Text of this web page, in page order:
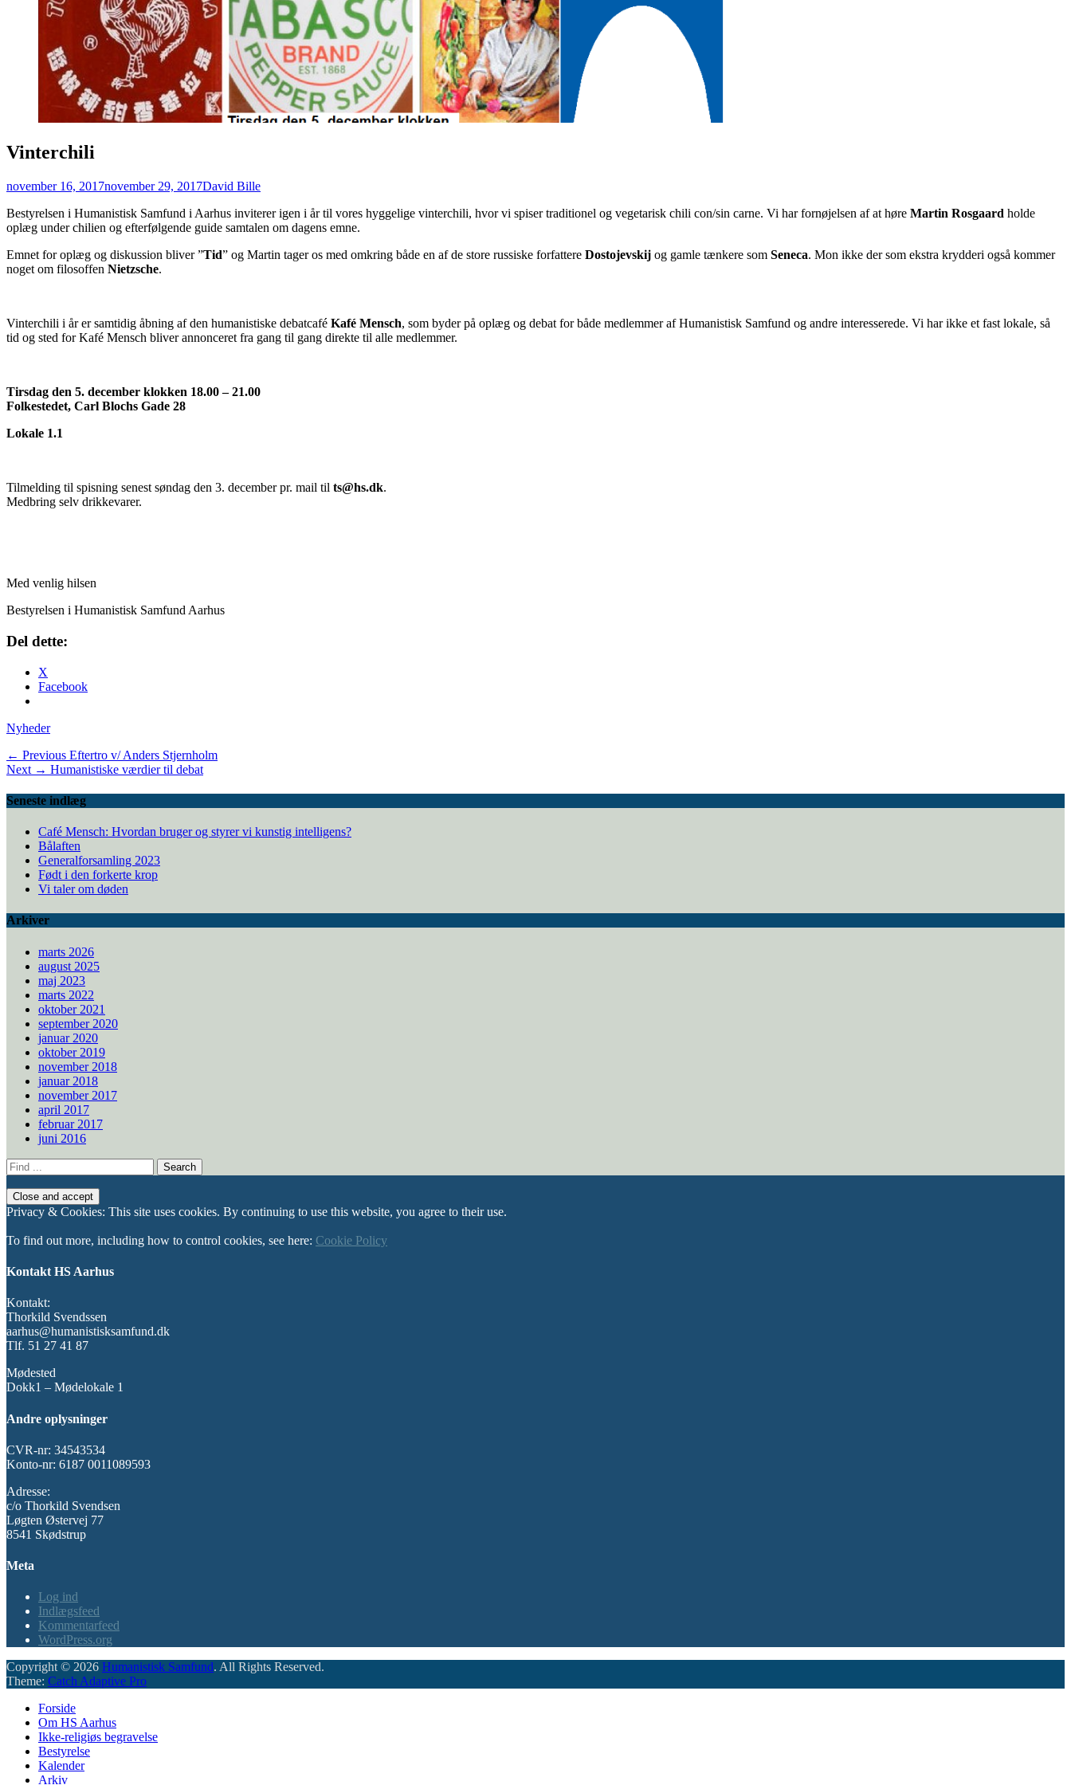
Vinterchili
Posted
november 16, 2017november 29, 2017Author
David Bille
Bestyrelsen i Humanistisk Samfund i Aarhus inviterer igen i år til vores hyggelige vinterchili, hvor vi spiser traditionel og vegetarisk chili con/sin carne. Vi har fornøjelsen af at høre Martin Rosgaard holde
oplæg under chilien og efterfølgende guide samtalen om dagens emne.
Emnet for oplæg og diskussion bliver ”Tid” og Martin tager os med omkring både en af de store russiske forfattere Dostojevskij og gamle tænkere som Seneca. Mon ikke der som ekstra krydderi også kommer
noget om filosoffen Nietzsche.
Vinterchili i år er samtidig åbning af den humanistiske debatcafé Kafé Mensch, som byder på oplæg og debat for både medlemmer af Humanistisk Samfund og andre interesserede. Vi har ikke et fast lokale, så
tid og sted for Kafé Mensch bliver annonceret fra gang til gang direkte til alle medlemmer.
Tirsdag den 5. december klokken 18.00 – 21.00
Folkestedet, Carl Blochs Gade 28
Lokale 1.1
Tilmelding til spisning senest søndag den 3. december pr. mail til ts@hs.dk.
Medbring selv drikkevarer.
Med venlig hilsen
Bestyrelsen i Humanistisk Samfund Aarhus
Del dette:
X
Facebook
Categories
Nyheder
Indlægsnavigation
← Previous Previous
post:
Eftertro v/ Anders Stjernholm
Next → Next
Humanistiske værdier til debat
Seneste indlæg
Café Mensch: Hvordan bruger og styrer vi kunstig intelligens?
Bålaften
Generalforsamling 2023
Født i den forkerte krop
Vi taler om døden
Arkiver
marts 2026
august 2025
maj 2023
marts 2022
oktober 2021
september 2020
januar 2020
oktober 2019
november 2018
januar 2018
november 2017
april 2017
februar 2017
juni 2016
Search
for:
Privacy & Cookies: This site uses cookies. By continuing to use this website, you agree to their use.
To find out more, including how to control cookies, see here: Cookie Policy
Kontakt HS Aarhus
Kontakt:
Thorkild Svendssen
aarhus@humanistisksamfund.dk
Tlf. 51 27 41 87
Mødested
Dokk1 – Mødelokale 1
Andre oplysninger
CVR-nr: 34543534
Konto-nr: 6187 0011089593
Adresse:
c/o Thorkild Svendsen
Løgten Østervej 77
8541 Skødstrup
Meta
Log ind
Indlægsfeed
Kommentarfeed
WordPress.org
Copyright © 2026 Humanistisk Samfund. All Rights Reserved.
Theme: Catch Adaptive Pro
Forside
Om HS Aarhus
Ikke-religiøs begravelse
Bestyrelse
Kalender
Arkiv